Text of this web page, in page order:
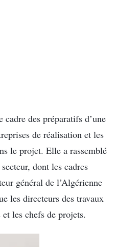
cadre des préparatifs d’une
de réalisation et les
le projet. Elle a rassemblé
dont les cadres
général de l’Algérienne
les directeurs des travaux
les chefs de projets.